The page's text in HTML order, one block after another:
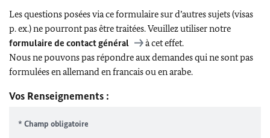
Les questions posées via ce formulaire sur d’autres sujets (visas
p. ex.) ne pourront pas être traitées. Veuillez utiliser notre
formulaire de contact général
à cet effet.
Nous ne pouvons pas répondre aux demandes qui ne sont pas
formulées en allemand en francais ou en arabe.
Vos Renseignements :
* Champ obligatoire